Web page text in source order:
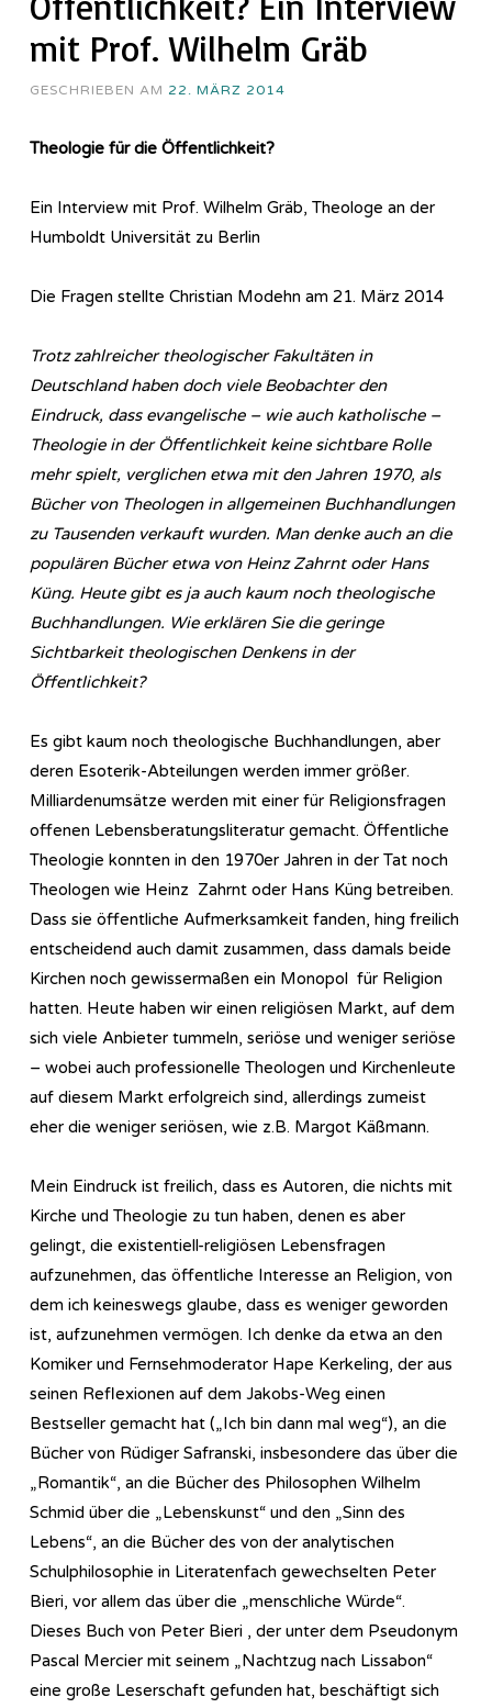
mit Prof. Wilhelm Gräb
GESCHRIEBEN AM 22. MÄRZ 2014
Theologie für die Öffentlichkeit?
Ein Interview mit Prof. Wilhelm Gräb, Theologe an der
Humboldt Universität zu Berlin
Die Fragen stellte Christian Modehn am 21. März 2014
Trotz zahlreicher theologischer Fakultäten in
Deutschland haben doch viele Beobachter den
Eindruck, dass evangelische – wie auch katholische –
Theologie in der Öffentlichkeit keine sichtbare Rolle
mehr spielt, verglichen etwa mit den Jahren 1970, als
Bücher von Theologen in allgemeinen Buchhandlungen
zu Tausenden verkauft wurden. Man denke auch an die
populären Bücher etwa von Heinz Zahrnt oder Hans
Küng. Heute gibt es ja auch kaum noch theologische
Buchhandlungen. Wie erklären Sie die geringe
Sichtbarkeit theologischen Denkens in der
Öffentlichkeit?
Es gibt kaum noch theologische Buchhandlungen, aber
deren Esoterik-Abteilungen werden immer größer.
Milliardenumsätze werden mit einer für Religionsfragen
offenen Lebensberatungsliteratur gemacht. Öffentliche
Theologie konnten in den 1970er Jahren in der Tat noch
Theologen wie Heinz Zahrnt oder Hans Küng betreiben.
Dass sie öffentliche Aufmerksamkeit fanden, hing freilich
entscheidend auch damit zusammen, dass damals beide
Kirchen noch gewissermaßen ein Monopol für Religion
hatten. Heute haben wir einen religiösen Markt, auf dem
sich viele Anbieter tummeln, seriöse und weniger seriöse
– wobei auch professionelle Theologen und Kirchenleute
auf diesem Markt erfolgreich sind, allerdings zumeist
eher die weniger seriösen, wie z.B. Margot Käßmann.
Mein Eindruck ist freilich, dass es Autoren, die nichts mit
Kirche und Theologie zu tun haben, denen es aber
gelingt, die existentiell-religiösen Lebensfragen
aufzunehmen, das öffentliche Interesse an Religion, von
dem ich keineswegs glaube, dass es weniger geworden
ist, aufzunehmen vermögen. Ich denke da etwa an den
Komiker und Fernsehmoderator Hape Kerkeling, der aus
seinen Reflexionen auf dem Jakobs-Weg einen
Bestseller gemacht hat („Ich bin dann mal weg“), an die
Bücher von Rüdiger Safranski, insbesondere das über die
„Romantik“, an die Bücher des Philosophen Wilhelm
Schmid über die „Lebenskunst“ und den „Sinn des
Lebens“, an die Bücher des von der analytischen
Schulphilosophie in Literatenfach gewechselten Peter
Bieri, vor allem das über die „menschliche Würde“.
Dieses Buch von Peter Bieri , der unter dem Pseudonym
Pascal Mercier mit seinem „Nachtzug nach Lissabon“
eine große Leserschaft gefunden hat, beschäftigt sich